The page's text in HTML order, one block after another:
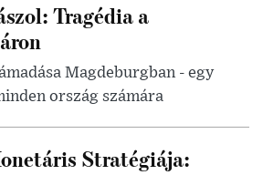
Tragédia a
Magdeburgban - egy
ország számára
Stratégiája: